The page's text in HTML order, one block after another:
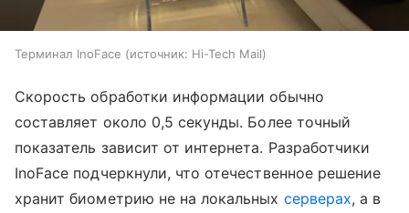
Терминал InoFace источник: Hi-Tech Mail
Скорость обработки информации обычно
составляет около 0,5 секунды. Более точный
показатель зависит от интернета. Разработчики
InoFace подчеркнули, что отечественное решение
хранит биометрию не на локальных серверах, а в